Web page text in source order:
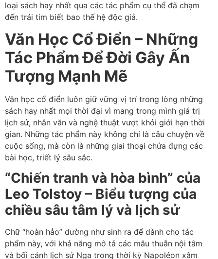
loại sách hay nhất qua các tác phẩm cụ thể đã chạm
đến trái tim biết bao thế hệ độc giả.
Văn Học Cổ Điển – Những
Tác Phẩm Để Đời Gây Ấn
Tượng Mạnh Mẽ
Văn học cổ điển luôn giữ vững vị trí trong lòng những
sách hay nhất mọi thời đại vì mang trong mình giá trị
lịch sử, nhân văn và nghệ thuật vượt khỏi giới hạn thời
gian. Những tác phẩm này không chỉ là câu chuyện về
cuộc sống, mà còn là những giai thoại chứa đựng các
bài học, triết lý sâu sắc.
“Chiến tranh và hòa bình” của
Leo Tolstoy – Biểu tượng của
chiều sâu tâm lý và lịch sử
Chữ “hoàn hảo” dường như sinh ra để dành cho tác
phẩm này, với khả năng mô tả các mâu thuẫn nội tâm
và bối cảnh lịch sử Nga trong thời kỳ Napoléon xâm